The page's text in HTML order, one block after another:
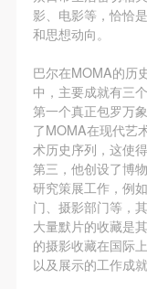
影、电影等，恰恰
和思想动向。
巴尔在MOMA的历
中，主要成就有三
第一个真正包罗万
了MOMA在现代艺
术历史序列，这使
第三，他创设了博
研究策展工作，例
门、摄影部门等，
大量默片的收藏是
的摄影收藏在国际
以及展示的工作成就
地、空间、艺术
破坏。活动中任
应的责任与损失
文、组织规定进
任和经济责任。
第六条
参与活动者在参
动导师、教师指
及到的绘画工具
与者因个人原因
套设备、设施造
地、空间、艺术
破坏。活动中任
应的责任与损失
文、组织规定进
任和经济责任。
第六条
参与活动者在参
动导师、教师指
及到的绘画工具
与者因个人原因
套设备、设施造
地、空间、艺术
破坏。活动中任
应的责任与损失
文、组织规定进
任和经济责任。
第六条
参与活动者在参
动导师、教师指
及到的绘画工具
与者因个人原因
套设备、设施造